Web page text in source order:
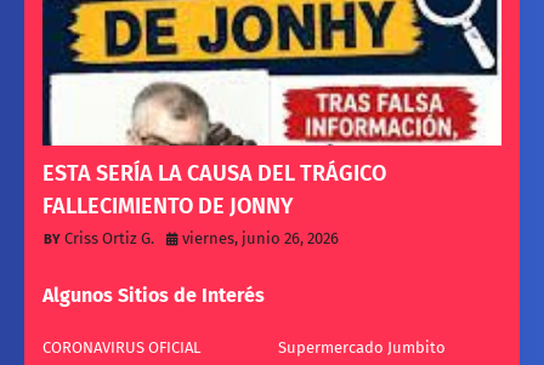
ESTA SERÍA LA CAUSA DEL TRÁGICO
FALLECIMIENTO DE JONNY
Criss Ortiz G. viernes, junio 26, 2026
Algunos Sitios de Interés
CORONAVIRUS OFICIAL
Supermercado Jumbito